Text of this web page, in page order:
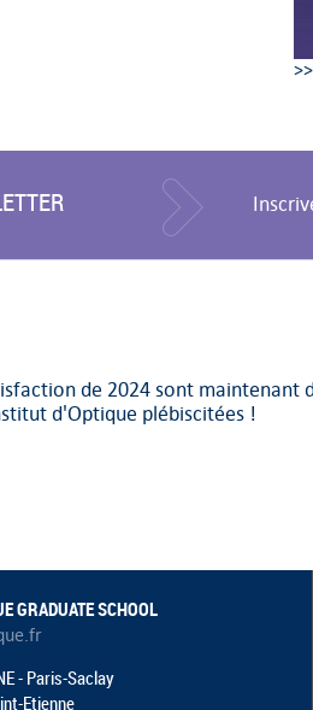
de 2024 sont maintenant
d'Optique plébiscitées !
GRADUATE SCHOOL
- Paris-Saclay
Etienne